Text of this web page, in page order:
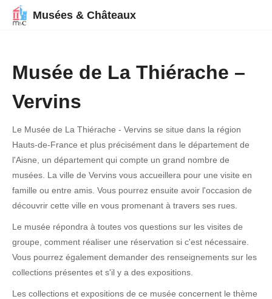
Musées & Châteaux
Musée de La Thiérache –
Vervins
Le Musée de La Thiérache - Vervins se situe dans la région
Hauts-de-France et plus précisément dans le département de
l'Aisne, un département qui compte un grand nombre de
musées. La ville de Vervins vous accueillera pour une visite en
famille ou entre amis. Vous pourrez ensuite avoir l'occasion de
découvrir cette ville en vous promenant à travers ses rues.
Le musée répondra à toutes vos questions sur les visites de
groupe, comment réaliser une réservation si c'est nécessaire.
Vous pourrez également demander des renseignements sur les
collections présentes et s'il y a des expositions.
Les collections et expositions de ce musée concernent le thème